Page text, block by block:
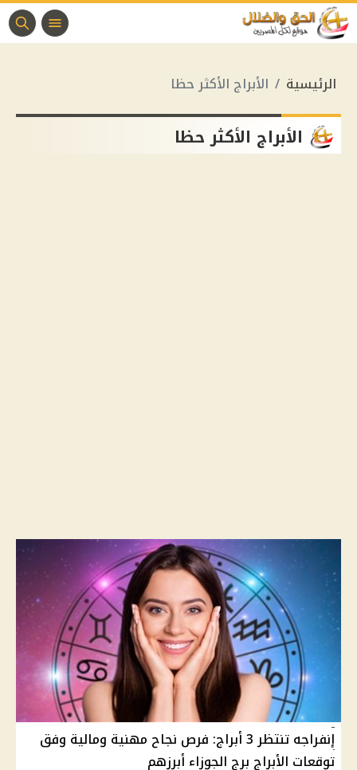
الرئيسية الأبراج الأكثر حظا
الأبراج الأكثر حظا
إنفراجه تنتظر 3 أبراج: فرص نجاح مهنية ومالية وفق
توقعات الأبراج برج الجوزاء أبرزهم